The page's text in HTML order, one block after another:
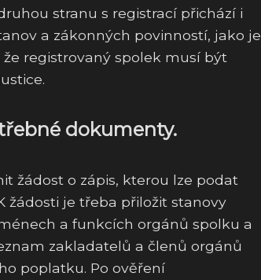
stranu s registrací přichází i
a zákonných povinností, jako je
registrovaný spolek musí být
dokumenty.
žádost o zápis, kterou lze podat
žádosti je třeba přiložit stanovy
a funkcích orgánů spolku a
zakladatelů a členů orgánů
poplatku. Po ověření